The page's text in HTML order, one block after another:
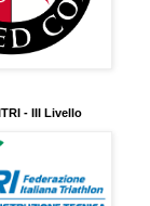
- III Livello